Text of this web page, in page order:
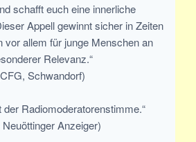
schafft euch eine innerliche
Appell gewinnt sicher in Zeiten
vor allem für junge Menschen an
Relevanz.“
Schwandorf)
der Radiomoderatorenstimme.“
Neuöttinger Anzeiger)